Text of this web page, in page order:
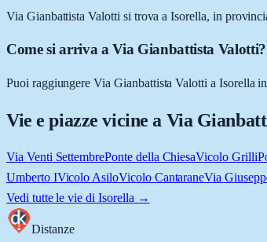
Via Gianbattista Valotti si trova a Isorella, in
Come si arriva a Via Gianbattista Valotti?
Puoi raggiungere Via Gianbattista Valotti a Isorella
Vie e piazze vicine a Via
Via Venti SettembrePonte della ChiesaVicolo Grilli
Umberto IVicolo AsiloVicolo CantaraneVia
Vedi tutte le vie di Isorella →
Distanze